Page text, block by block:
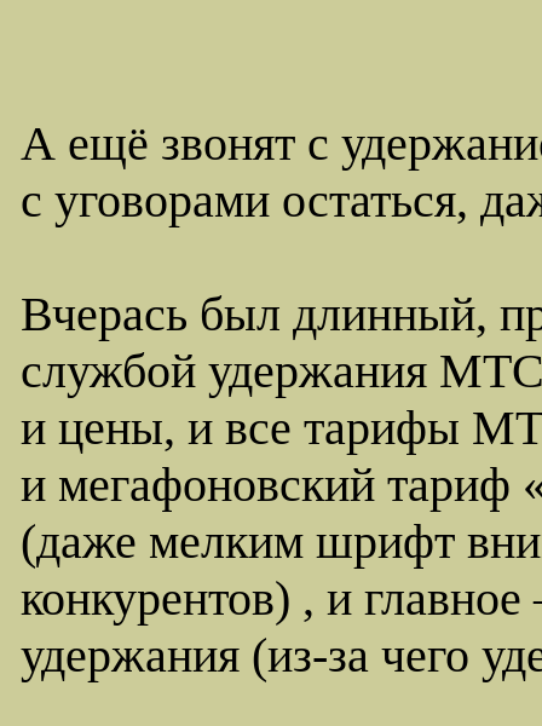
А ещë звонят с
с уговорами остаться,
Вчерась был длинный,
службой удержания
и цены, и все тарифы
и мегафоновский тариф
(даже мелким шрифт
конкурентов) , и
удержания (из-за чего